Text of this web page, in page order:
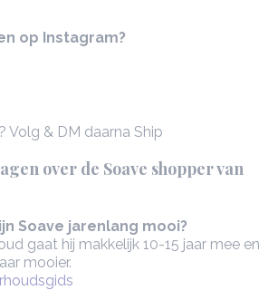
op Instagram?
Volg & DM daarna Ship
over de Soave shopper van
Soave jarenlang mooi?
gaat hij makkelijk 10-15 jaar mee en
mooier.